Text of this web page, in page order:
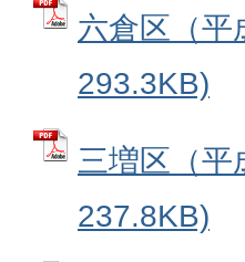
六倉区（平
293.3KB)
三増区（平
237.8KB)